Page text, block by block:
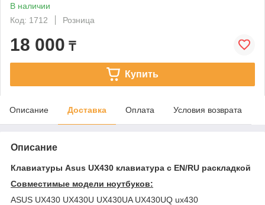
В наличии
Код: 1712
Розница
18 000 ₸
Купить
Описание Доставка Оплата Условия возврата
Описание
Клавиатуры Asus UX430 клавиатура c EN/RU раскладкой
Совместимые модели ноутбуков:
ASUS UX430 UX430U UX430UA UX430UQ ux430